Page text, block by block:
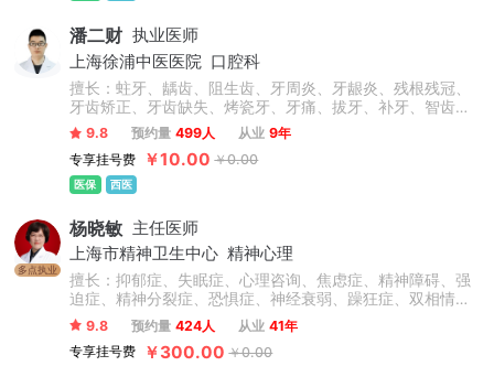
潘二财 执业医师
上海徐浦中医医院
口腔科
擅长：蛀牙、龋齿、阻生齿、牙周炎、牙龈炎、残根残冠、
牙齿矫正、牙齿缺失、烤瓷牙、牙痛、拔牙、补牙、智齿、
根管治疗等，此外对于前牙美容修复、牙齿缺失的冠(桥)修
复、以及咬合重建的复杂义齿修复、全口义齿修复、直丝弓
矫正、自锁矫正、隐形矫正、牙齿美容、牙齿修复、烤瓷
牙、美白贴面等技术操作熟练，临床经验丰富。
9.8 预约量 499人 从业 9年
专享挂号费
￥10.00 ￥0.00
医保 西医
多点执业
杨晓敏 主任医师
上海市精神卫生中心 精神心理
擅长：抑郁症、失眠症、心理咨询、焦虑症、精神障碍、强
迫症、精神分裂症、恐惧症、神经衰弱、躁狂症、双相情感
障碍、心理障碍、神经官能症、头晕头疼、植物神经紊乱、
自闭症、儿童抽动症、人格障碍、酒精依赖症、成人/青少年
心理咨询、青少年情绪与行为障碍。
9.8 预约量 424人 从业 41年
专享挂号费
￥300.00 ￥0.00